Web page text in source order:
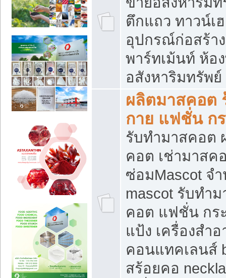
ตึกแถว ทาวน์เ
อุปกรณ์ก่อสร้า
พาร์ทเม้นท์ ห้อ
อสังหาริมทรัพ
ผลิตมาสคอต
กาย แฟชั่น กร
รับทำมาสคอต
คอต เช่ามาสค
ซ่อมMascot จ
mascot รับทำ
คอต แฟชั่น กระ
แป้ง เครื่องสำ
คอนแทคเลนส์
สร้อยคอ